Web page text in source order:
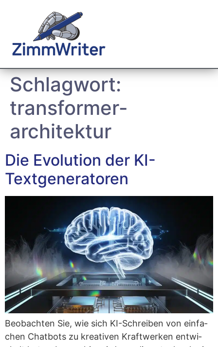
Schlagwort:
transformer-
architektur
Die Evolution der KI-
Textgeneratoren
Beob­ach­ten Sie, wie sich KI-Schrei­ben von ein­fa­
chen Chat­bots zu krea­ti­ven Kraft­wer­ken ent­wi­